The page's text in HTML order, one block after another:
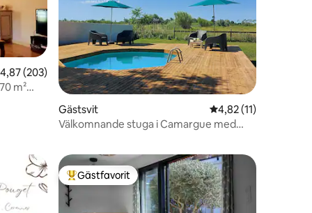
av 5 i genomsnittligt betyg, 203 omdömen
4,87 (203)
m²
Gästsvit 4,82 av 5 i
4,82 (11)
Välkomnande stuga i Camargue med
Populär gästfavorit
Gästfavorit